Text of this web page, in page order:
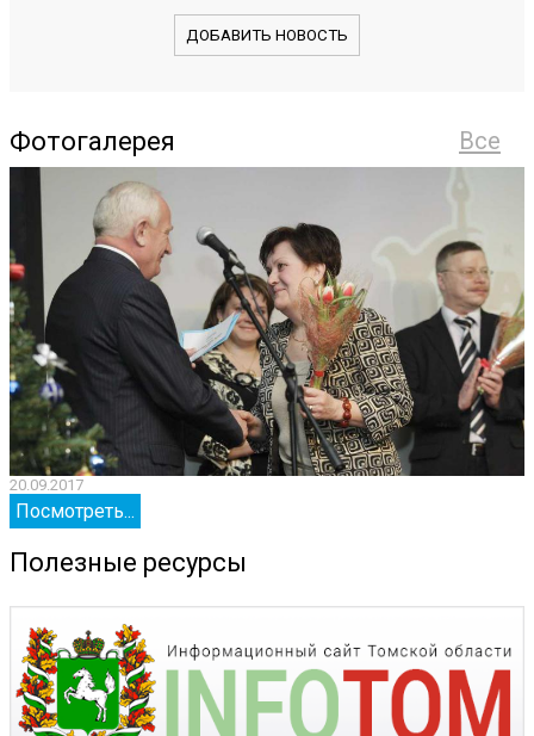
ДОБАВИТЬ НОВОСТЬ
Все
Фотогалерея
20.09.2017
Посмотреть...
Полезные ресурсы